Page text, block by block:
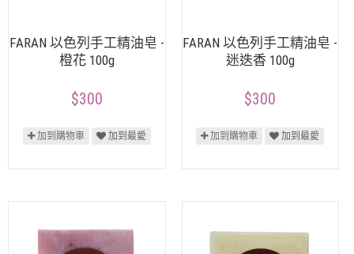
FARAN 以色列手工精油皂 -
橙花 100g
$300
加到購物車 加到最愛
FARAN 以色列手工精油皂 -
迷迭香 100g
$300
加到購物車 加到最愛